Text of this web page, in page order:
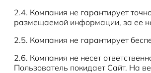
2.4. Компания не гарантирует
размещаемой информации, за ее
2.5. Компания не гарантирует
2.6. Компания не несет
Пользователь покидает Сайт. На